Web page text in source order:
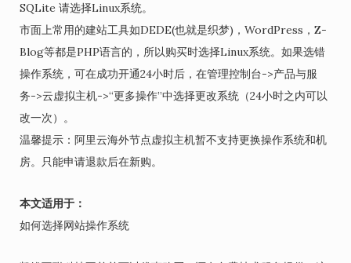
SQLite 请选择Linux系统。
市面上常用的建站工具如DEDE(也就是织梦)，WordPress，Z-
Blog等都是PHP语言的，所以购买时选择Linux系统。如果选错
操作系统，可在成功开通24小时后，在管理控制台->产品与服
务->云虚拟主机->“更多操作”中选择更改系统（24小时之内可以
改一次）。
温馨提示：阿里云海外节点虚拟主机暂不支持更换操作系统和机
房。只能申请退款后在新购。
本文适用于：
如何选择网站操作系统